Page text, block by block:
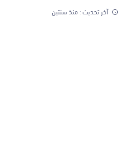
آخر تحديث :منذ سنتين